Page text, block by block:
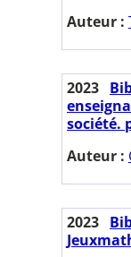
Auteur :
2023
société.
Auteur :
2023